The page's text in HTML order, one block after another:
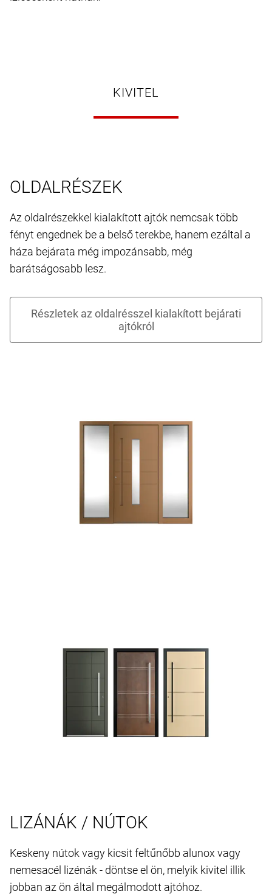
KIVITEL
OLDALRÉSZEK
Az oldalrészekkel kialakított ajtók nemcsak több
fényt engednek be a belső terekbe, hanem ezáltal a
háza bejárata még impozánsabb, még
barátságosabb lesz.
LIZÁNÁK / NÚTOK
Keskeny nútok vagy kicsit feltűnőbb alunox vagy
nemesacél lizénák - döntse el ön, melyik kivitel illik
jobban az ön által megálmodott ajtóhoz.